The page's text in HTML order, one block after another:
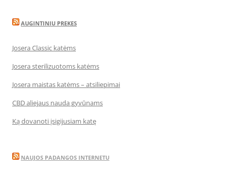
AUGINTINIU PREKES
Josera Classic katėms
Josera sterilizuotoms katėms
Josera maistas katėms – atsiliepimai
CBD aliejaus nauda gyvūnams
Ką dovanoti įsigijusiam katę
NAUJOS PADANGOS INTERNETU